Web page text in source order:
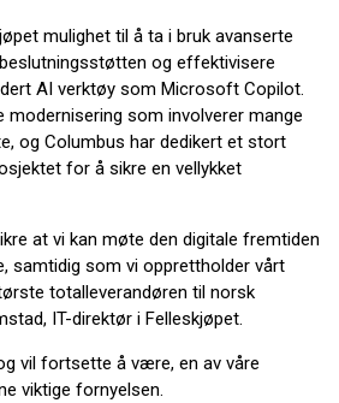
mulighet til å ta i bruk avanserte
og effektivisere
AI verktøy som Microsoft Copilot.
som involverer mange
og Columbus har dedikert et stort
for å sikre en vellykket
at vi kan møte den digitale fremtiden
samtidig som vi opprettholder vårt
totalleverandøren til norsk
IT-direktør i Felleskjøpet.
vil fortsette å være, en av våre
viktige fornyelsen.